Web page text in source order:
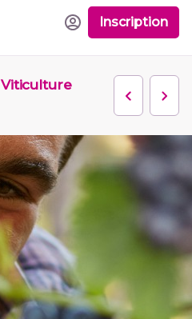
Inscription
Viticulture